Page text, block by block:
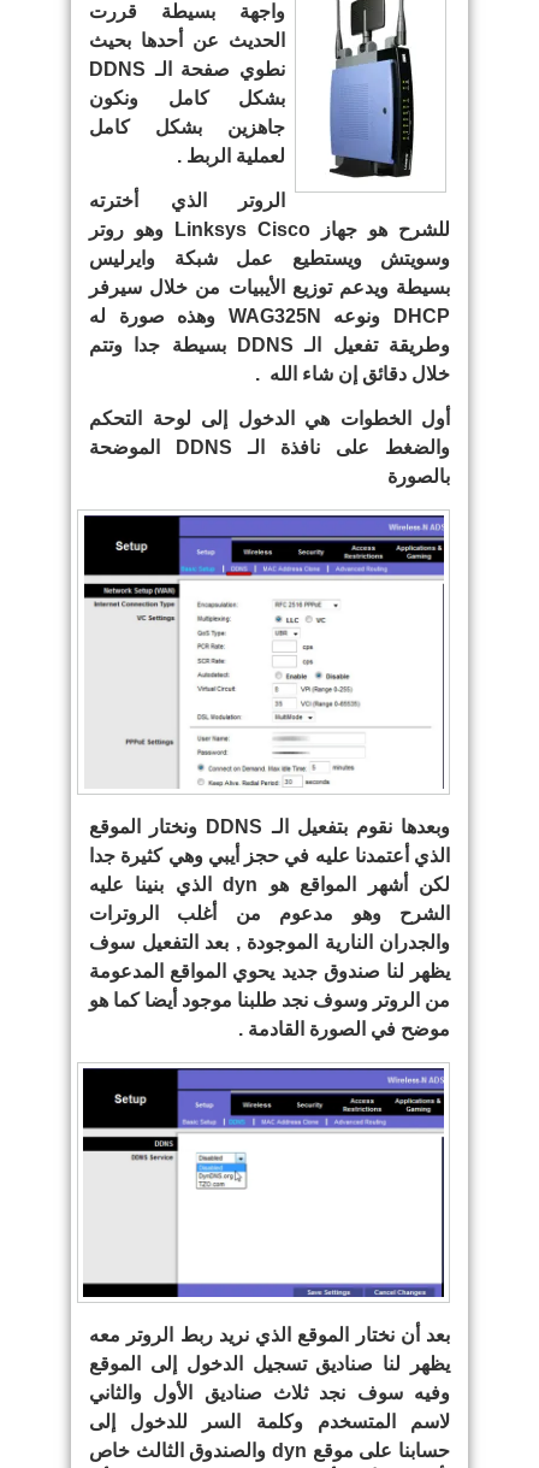
واجهة بسيطة قررت
الحديث عن أحدها بحيث
نطوي صفحة الـ DDNS
بشكل كامل ونكون
جاهزين بشكل كامل
لعملية الربط .
الروتر الذي أخترته
للشرح هو جهاز Linksys Cisco وهو روتر
وسويتش ويستطيع عمل شبكة وايرليس
بسيطة ويدعم توزيع الأيبيات من خلال سيرفر
DHCP ونوعه WAG325N وهذه صورة له
وطريقة تفعيل الـ DDNS بسيطة جدا وتتم
خلال دقائق إن شاء الله .
أول الخطوات هي الدخول إلى لوحة التحكم
والضغط على نافذة الـ DDNS الموضحة
بالصورة
وبعدها نقوم بتفعيل الـ DDNS ونختار الموقع
الذي أعتمدنا عليه في حجز أيبي وهي كثيرة جدا
لكن أشهر المواقع هو dyn الذي بنينا عليه
الشرح وهو مدعوم من أغلب الروترات
والجدران النارية الموجودة , بعد التفعيل سوف
يظهر لنا صندوق جديد يحوي المواقع المدعومة
من الروتر وسوف نجد طلبنا موجود أيضا كما هو
موضح في الصورة القادمة .
بعد أن نختار الموقع الذي نريد ربط الروتر معه
يظهر لنا صناديق تسجيل الدخول إلى الموقع
وفيه سوف نجد ثلاث صناديق الأول والثاني
لاسم المتسخدم وكلمة السر للدخول إلى
حسابنا على موقع dyn والصندوق الثالث خاص